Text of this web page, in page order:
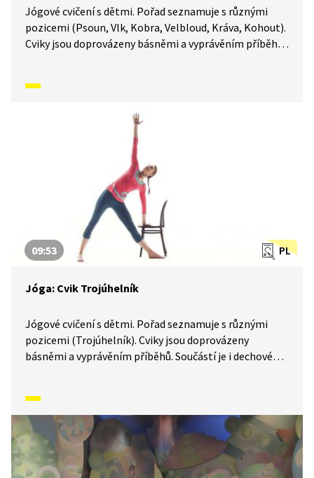
Jógové cvičení s dětmi. Pořad seznamuje s různými
pozicemi (Psoun, Vlk, Kobra, Velbloud, Kráva, Kohout).
Cviky jsou doprovázeny básněmi a vyprávěním příběhů.
PL
09:53
Jóga: Cvik Trojúhelník
Jógové cvičení s dětmi. Pořad seznamuje s různými
pozicemi (Trojúhelník). Cviky jsou doprovázeny
básněmi a vyprávěním příběhů. Součástí je i dechové